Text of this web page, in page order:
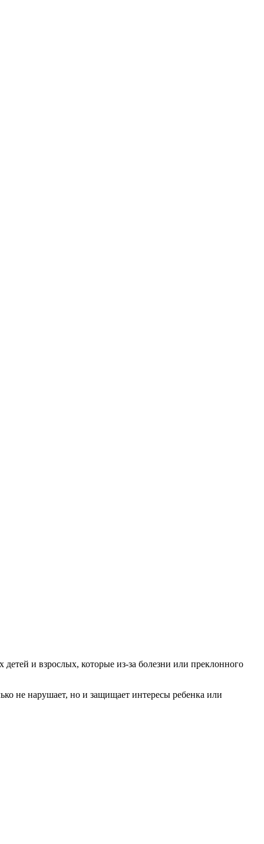
и взрослых, которые из-за болезни или преклонного
не нарушает, но и защищает интересы ребенка или